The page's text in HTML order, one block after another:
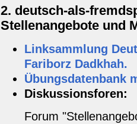
2. deutsch-als-
Stellenangebote und
Linksammlung
Fariborz Dadkhah.
Übungsdatenbank
Diskussionsforen:
Forum